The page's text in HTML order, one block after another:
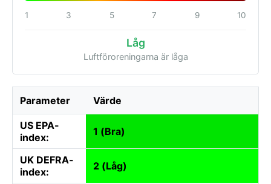
1 3 5 7 9 10
Låg
Luftföroreningarna är låga
Parameter Värde
US EPA-
index:
1 (Bra)
UK DEFRA-
index:
2 (Låg)